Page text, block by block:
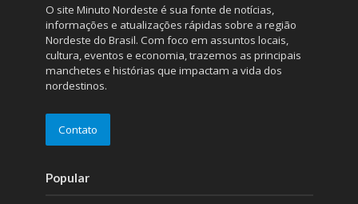
O site Minuto Nordeste é sua fonte de notícias,
informações e atualizações rápidas sobre a região
Nordeste do Brasil. Com foco em assuntos locais,
cultura, eventos e economia, trazemos as principais
manchetes e histórias que impactam a vida dos
nordestinos.
Contato
Popular